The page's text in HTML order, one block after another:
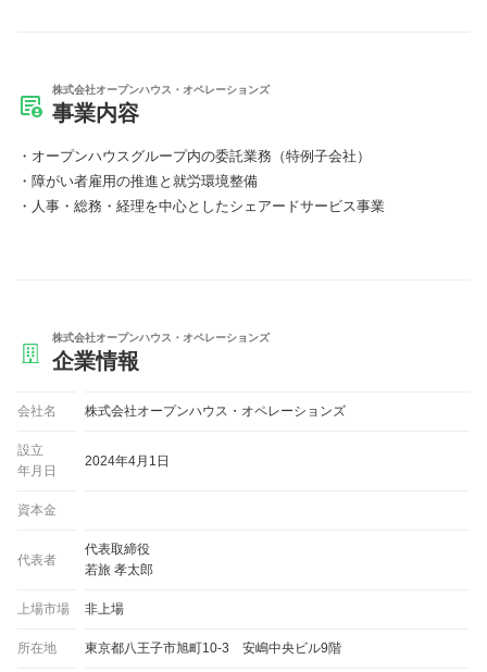
株式会社オープンハウス・オペレーションズ
事業内容
オープンハウスグループ内の委託業務（特例子会社）
障がい者雇用の推進と就労環境整備
人事・総務・経理を中心としたシェアードサービス事業
株式会社オープンハウス・オペレーションズ
企業情報
会社名 株式会社オープンハウス・オペレーションズ
設立
年月日
2024年4月1日
資本金
代表者
代表取締役
若旅 孝太郎
上場市場 非上場
所在地 東京都八王子市旭町10-3 安嶋中央ビル9階